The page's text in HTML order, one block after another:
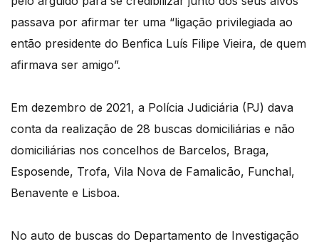
passava por afirmar ter uma “ligação privilegiada ao
então presidente do Benfica Luís Filipe Vieira, de quem
afirmava ser amigo”.
Em dezembro de 2021, a Polícia Judiciária (PJ) dava
conta da realização de 28 buscas domiciliárias e não
domiciliárias nos concelhos de Barcelos, Braga,
Esposende, Trofa, Vila Nova de Famalicão, Funchal,
Benavente e Lisboa.
No auto de buscas do Departamento de Investigação